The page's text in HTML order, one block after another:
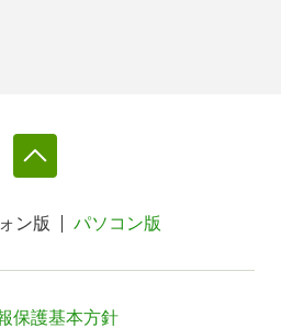
ン版 パソコン版
保護基本方針